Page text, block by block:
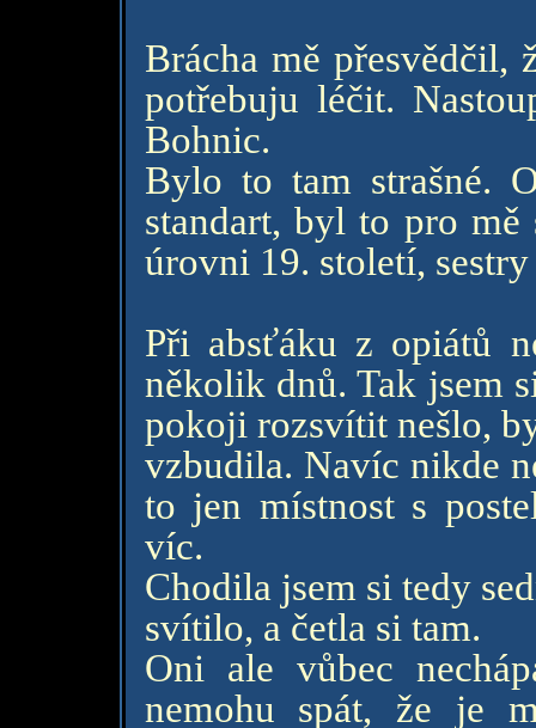
Brácha mě přesvědčil,
potřebuju léčit.
Bohnic.
Bylo to tam strašné.
standart, byl to pro
úrovni 19. století,
Při absťáku z opiátů
několik dnů. Tak jsem
pokoji rozsvítit nešlo,
vzbudila. Navíc nikde
to jen místnost s
víc.
Chodila jsem si tedy
svítilo, a četla si tam.
Oni ale vůbec
nemohu spát, že je